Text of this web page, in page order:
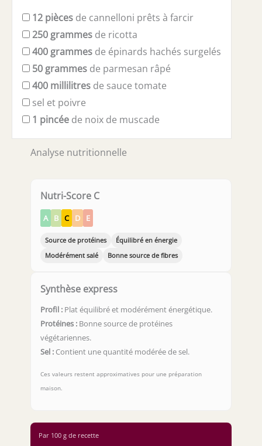
12 pièces de cannelloni prêts à farcir
250 grammes de ricotta
400 grammes de épinards hachés surgelés
50 grammes de parmesan râpé
400 millilitres de sauce tomate
sel et poivre
1 pincée de noix de muscade
Analyse nutritionnelle
Nutri-Score C
A B C D E
Source de protéines
Équilibré en énergie
Modérément salé
Bonne source de fibres
Synthèse express
Profil : Plat équilibré et modérément énergétique.
Protéines : Bonne source de protéines
végétariennes.
Sel : Contient une quantité modérée de sel.
Ces valeurs restent approximatives pour une préparation
maison.
Par 100 g de recette